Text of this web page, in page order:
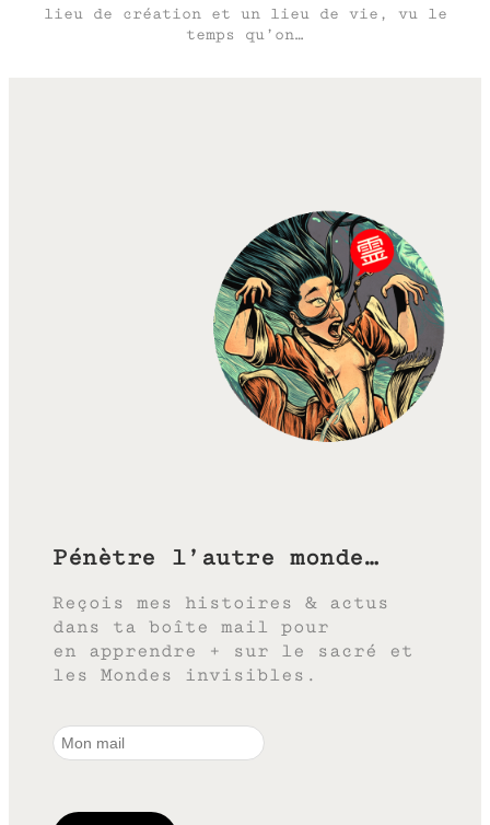
lieu de création et un lieu de vie, vu le
temps qu’on…
Pénètre l’autre monde…
Reçois mes histoires & actus
dans ta boîte mail pour
en apprendre + sur le sacré et
les Mondes invisibles.